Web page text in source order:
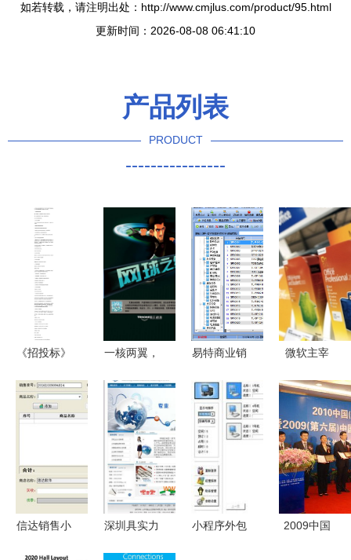
如若转载，请注明出处：http://www.cmjlus.com/product/95.html
更新时间：2026-08-08 06:41:10
产品列表
PRODUCT
----------------
《招投标》
智能人员外
包服务招标
一核两翼，
移动数字文
化领域的高
质量发展之
路
易特商业销
网络版外包
服务 赋能
中小企业的
降本增效利
器
微软主宰
国软件零售
收入占比三
分之一，这
意味着什
么？
信达销售小
深圳具实力
小程序外包
2009中国